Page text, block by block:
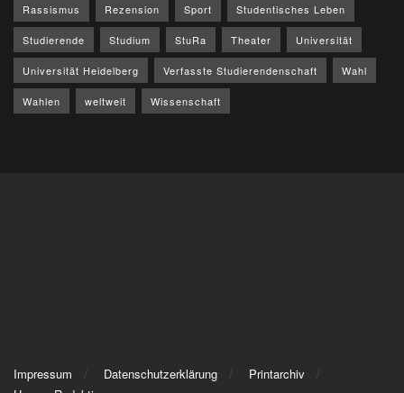
Rassismus Rezension Sport Studentisches Leben
Studierende Studium StuRa Theater Universität
Universität Heidelberg Verfasste Studierendenschaft Wahl
Wahlen weltweit Wissenschaft
Impressum Datenschutzerklärung
Printarchiv